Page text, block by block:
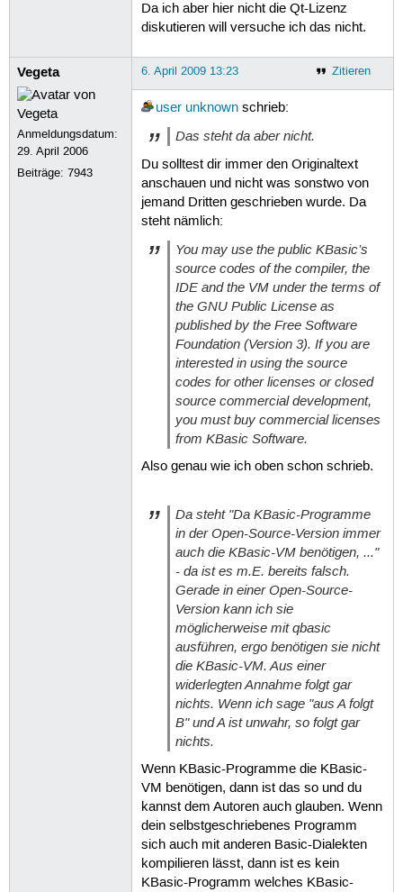
Da ich aber hier nicht die Qt-Lizenz
diskutieren will versuche ich das nicht.
Vegeta
Anmeldungsdatum:
29. April 2006
Beiträge:7943
Zitieren
6. April 2009 13:23
user unknownschrieb:
Das steht da aber nicht.
Du solltest dir immer den Originaltext
anschauen und nicht was sonstwo von
jemand Dritten geschrieben wurde. Da
steht nämlich:
You may use the public KBasic’s
source codes of the compiler, the
IDE and the VM under the terms of
the GNU Public License as
published by the Free Software
Foundation (Version 3). If you are
interested in using the source
codes for other licenses or closed
source commercial development,
you must buy commercial licenses
from KBasic Software.
Also genau wie ich oben schon schrieb.
Da steht "Da KBasic-Programme
in der Open-Source-Version immer
auch die KBasic-VM benötigen, ..."
- da ist es m.E. bereits falsch.
Gerade in einer Open-Source-
Version kann ich sie
möglicherweise mit qbasic
ausführen, ergo benötigen sie nicht
die KBasic-VM. Aus einer
widerlegten Annahme folgt gar
nichts. Wenn ich sage "aus A folgt
B" und A ist unwahr, so folgt gar
nichts.
Wenn KBasic-Programme die KBasic-
VM benötigen, dann ist das so und du
kannst dem Autoren auch glauben. Wenn
dein selbstgeschriebenes Programm
sich auch mit anderen Basic-Dialekten
kompilieren lässt, dann ist es kein
KBasic-Programm welches KBasic-